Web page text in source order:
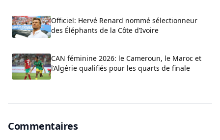
Officiel: Hervé Renard nommé sélectionneur
des Éléphants de la Côte d’Ivoire
CAN féminine 2026: le Cameroun, le Maroc et
l’Algérie qualifiés pour les quarts de finale
Commentaires